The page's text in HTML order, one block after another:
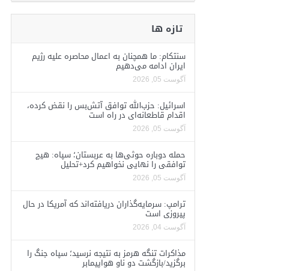
تازه ها
سنتکام: ما همچنان به اعمال محاصره علیه رژیم
ایران ادامه می‌دهیم
آگوست 05, 2026
اسرائیل: حزب‌الله توافق آتش‌بس را نقض کرده،
اقدام قاطعانه‌ای در راه است
آگوست 05, 2026
حمله دوباره حوثی‌ها به عربستان؛ سپاه: هیچ
توافقی را نهایی نخواهیم کرد+تحلیل
آگوست 05, 2026
ترامپ: سرمایه‌گذاران دریافته‌اند که آمریکا در حال
پیروزی است
آگوست 04, 2026
مذاکرات تنگه هرمز به نتیجه نرسید؛ سپاه جنگ را
برگزید/بازگشت دو ناو هواپیمابر